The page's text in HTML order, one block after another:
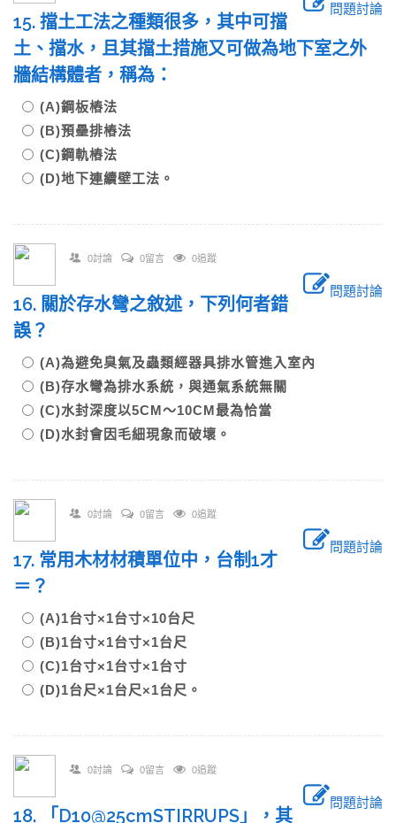
問題討論
15. 擋土工法之種類很多，其中可擋
土、擋水，且其擋土措施又可做為地下室之外
牆結構體者，稱為：
(A)鋼板樁法
(B)預壘排樁法
(C)鋼軌樁法
(D)地下連續壁工法。
0討論 0留言 0追蹤
問題討論
16. 關於存水彎之敘述，下列何者錯
誤？
(A)為避免臭氣及蟲類經器具排水管進入室內
(B)存水彎為排水系統，與通氣系統無關
(C)水封深度以5CM～10CM最為恰當
(D)水封會因毛細現象而破壞。
0討論 0留言 0追蹤
問題討論
17. 常用木材材積單位中，台制1才
＝？
(A)1台寸×1台寸×10台尺
(B)1台寸×1台寸×1台尺
(C)1台寸×1台寸×1台寸
(D)1台尺×1台尺×1台尺。
0討論 0留言 0追蹤
問題討論
18. 「D10@25cmSTIRRUPS」，其